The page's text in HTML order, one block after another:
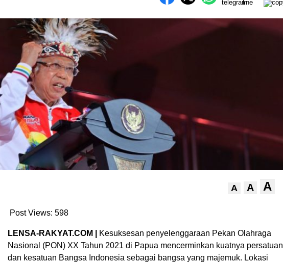
A A A
Post Views: 598
LENSA-RAKYAT.COM |
Kesuksesan penyelenggaraan Pekan Olahraga
Nasional (PON) XX Tahun 2021 di Papua mencerminkan kuatnya persatuan
dan kesatuan Bangsa Indonesia sebagai bangsa yang majemuk. Lokasi